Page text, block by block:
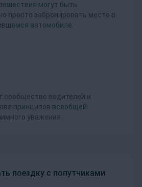
могут быть
просто забронировать место в
автомобиле.
сообщество водителей и
принципов всеобщей
уважения.
поездку с попутчиками